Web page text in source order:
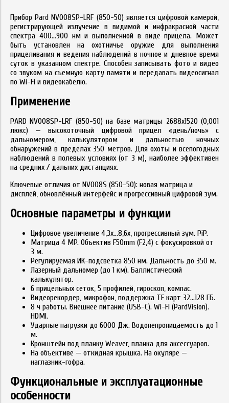
Прибор Pard NV008SP-LRF (850-50) является цифровой камерой,
регистрирующей излучение в видимой и инфракрасной части
спектра 400...900 нм и выполненной в виде прицела. Может
быть установлен на охотничье оружие для выполнения
прицеливания и ведения наблюдений в ночное и дневное время
суток в указанном спектре. Способен записывать фото и видео
со звуком на съемную карту памяти и передавать видеосигнал
по Wi-Fi и видеокабелю.
Применение
PARD NV008SP-LRF (850-50) на базе матрицы 2688x1520 (0,001
люкс) — высокоточный цифровой прицел «день/ночь» с
дальномером, калькулятором и дальностью ночных
обнаружений в пределах 350 метров. Для охоты и всепогодных
наблюдений в полевых условиях (от 3 м), наиболее эффективен
на средних / дальних дистанциях.
Ключевые отличия от NV008S (850-50): новая матрица и
дисплей, обновлённый интерфейс и прогрессивный цифровой зум.
Основные параметры и функции
Цифровое увеличение 4,3x...8,6x, прогрессивный зум. PiP.
Матрица 4 MP. Объектив F50mm (F2,4) с фокусировкой от
3 м.
Регулируемая ИК-подсветка 850 нм. Дальность до 350 м.
Лазерный дальномер (до 1 км). Баллистический
калькулятор.
6 прицельных сеток, 5 профилей, гироскоп, компас.
Видеорекордер, микрофон, поддержка TF карт 32...128 ГБ.
8 ч работы. Внешнее питание (USB-C). Wi-Fi (PardVision).
HDMI.
Ударные нагрузки до 6000 Дж. Водонепроницаемость до 1
м.
Кронштейн под планку Weaver, планка для аксессуаров.
На объективе — откидная крышка. На окуляре —
наглазник-гофра.
Функциональные и эксплуатационные
особенности